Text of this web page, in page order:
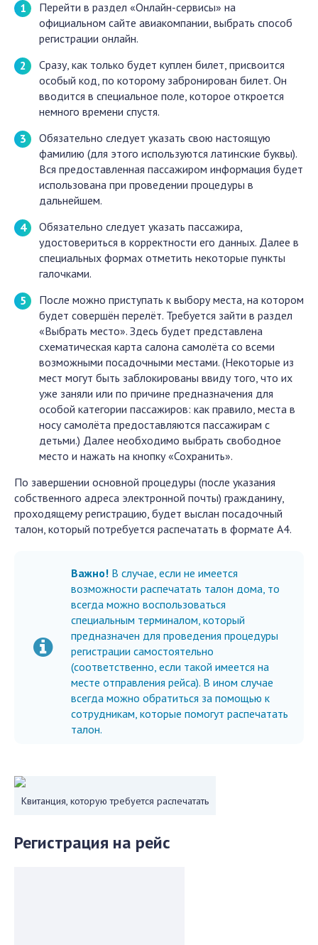
Перейти в раздел «Онлайн-сервисы» на
официальном сайте авиакомпании, выбрать способ
регистрации онлайн.
Сразу, как только будет куплен билет, присвоится
особый код, по которому забронирован билет. Он
вводится в специальное поле, которое откроется
немного времени спустя.
Обязательно следует указать свою настоящую
фамилию (для этого используются латинские буквы).
Вся предоставленная пассажиром информация будет
использована при проведении процедуры в
дальнейшем.
Обязательно следует указать пассажира,
удостовериться в корректности его данных. Далее в
специальных формах отметить некоторые пункты
галочками.
После можно приступать к выбору места, на котором
будет совершён перелёт. Требуется зайти в раздел
«Выбрать место». Здесь будет представлена
схематическая карта салона самолёта со всеми
возможными посадочными местами. (Некоторые из
мест могут быть заблокированы ввиду того, что их
уже заняли или по причине предназначения для
особой категории пассажиров: как правило, места в
носу самолёта предоставляются пассажирам с
детьми.) Далее необходимо выбрать свободное
место и нажать на кнопку «Сохранить».
По завершении основной процедуры (после указания
собственного адреса электронной почты) гражданину,
проходящему регистрацию, будет выслан посадочный
талон, который потребуется распечатать в формате А4.
Важно! В случае, если не имеется
возможности распечатать талон дома, то
всегда можно воспользоваться
специальным терминалом, который
предназначен для проведения процедуры
регистрации самостоятельно
(соответственно, если такой имеется на
месте отправления рейса). В ином случае
всегда можно обратиться за помощью к
сотрудникам, которые помогут распечатать
талон.
Квитанция, которую требуется распечатать
Регистрация на рейс